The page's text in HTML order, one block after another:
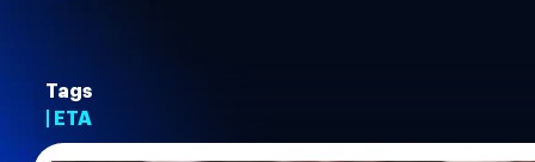
Tags
| ETA